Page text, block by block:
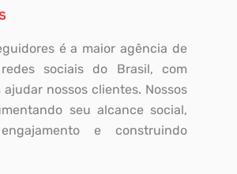
é a maior agência de
sociais do Brasil, com
nossos clientes. Nossos
seu alcance social,
e construindo